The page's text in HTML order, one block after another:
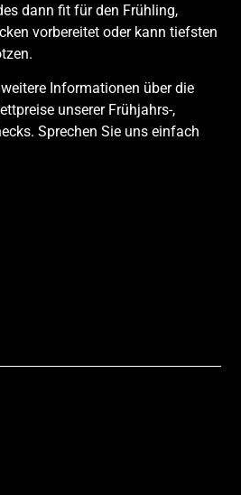
dann fit für den Frühling,
vorbereitet oder kann tiefsten
Informationen über die
unserer Frühjahrs-,
Sprechen Sie uns einfach